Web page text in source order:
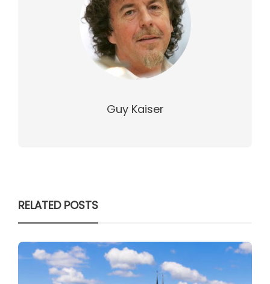
Guy Kaiser
RELATED POSTS